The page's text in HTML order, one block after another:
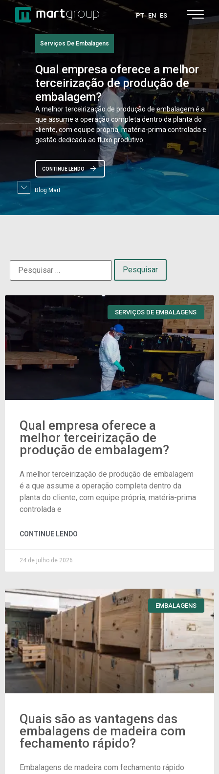
PT EN ES
Serviços De Embalagens
Qual empresa oferece a melhor
terceirização de produção de
embalagem?
A melhor terceirização de produção de embalagem é a
que assume a operação completa dentro da planta do
cliente, com equipe própria, matéria-prima controlada e
gestão dedicada ao fluxo produtivo.
CONTINUE LENDO
Blog Mart
SERVIÇOS DE EMBALAGENS
Qual empresa oferece a
melhor terceirização de
produção de embalagem?
A melhor terceirização de produção de embalagem
é a que assume a operação completa dentro da
planta do cliente, com equipe própria, matéria-prima
controlada e
CONTINUE LENDO
24 de julho de 2026
EMBALAGENS
Quais são as vantagens das
embalagens de madeira com
fechamento rápido?
Embalagens de madeira com fechamento rápido